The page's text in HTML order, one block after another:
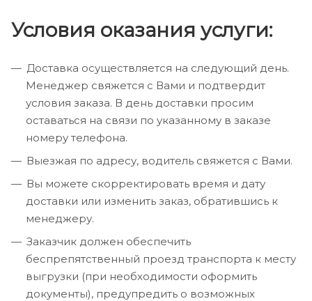
Условия оказания услуги:
Доставка осуществляется на следующий день.
Менеджер свяжется с Вами и подтвердит
условия заказа. В день доставки просим
оставаться на связи по указанному в заказе
номеру телефона.
Выезжая по адресу, водитель свяжется с Вами.
Вы можете скорректировать время и дату
доставки или изменить заказ, обратившись к
менеджеру.
Заказчик должен обеспечить
беспрепятственный проезд транспорта к месту
выгрузки (при необходимости оформить
документы), предупредить о возможных